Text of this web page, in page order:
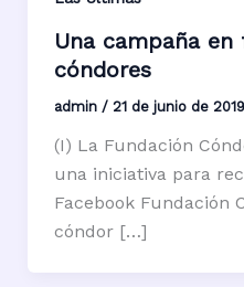
Una campaña en
cóndores
admin / 21 de junio de 2019
(I) La Fundación
una iniciativa para
Facebook Fundación
cóndor […]